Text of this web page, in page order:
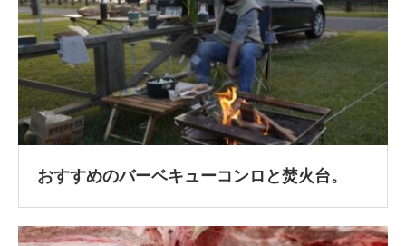
おすすめのバーベキューコンロと焚火台。